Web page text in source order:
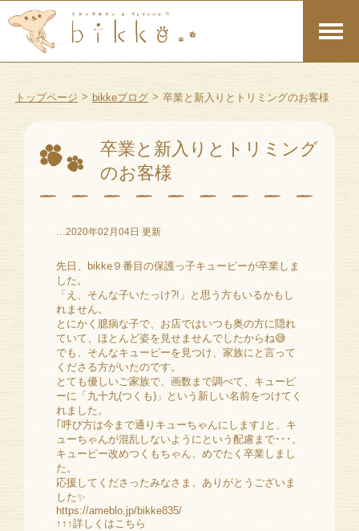
トップページ > bikkeブログ > 卒業と新入りとトリミングのお客様
卒業と新入りとトリミング
のお客様
…2020年02月04日 更新
先日、bikke９番目の保護っ子キューピーが卒業しま
した。
「え、そんな子いたっけ?!」と思う方もいるかもし
れません。
とにかく臆病な子で、お店ではいつも奥の方に隠れ
ていて、ほとんど姿を見せませんでしたからね😅
でも、そんなキューピーを見つけ、家族にと言って
くださる方がいたのです。
とても優しいご家族で、画数まで調べて、キューピ
ーに「九十九(つくも)」という新しい名前をつけてく
れました。
｢呼び方は今まで通りキューちゃんにします｣と、キ
ューちゃんが混乱しないようにという配慮まで･･･。
キューピー改めつくもちゃん、めでたく卒業しまし
た。
応援してくださったみなさま、ありがとうございま
した✨
https://ameblo.jp/bikke835/
↑↑↑詳しくはこちら